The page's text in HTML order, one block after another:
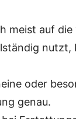
meist auf
nutzt,
oder
genau.